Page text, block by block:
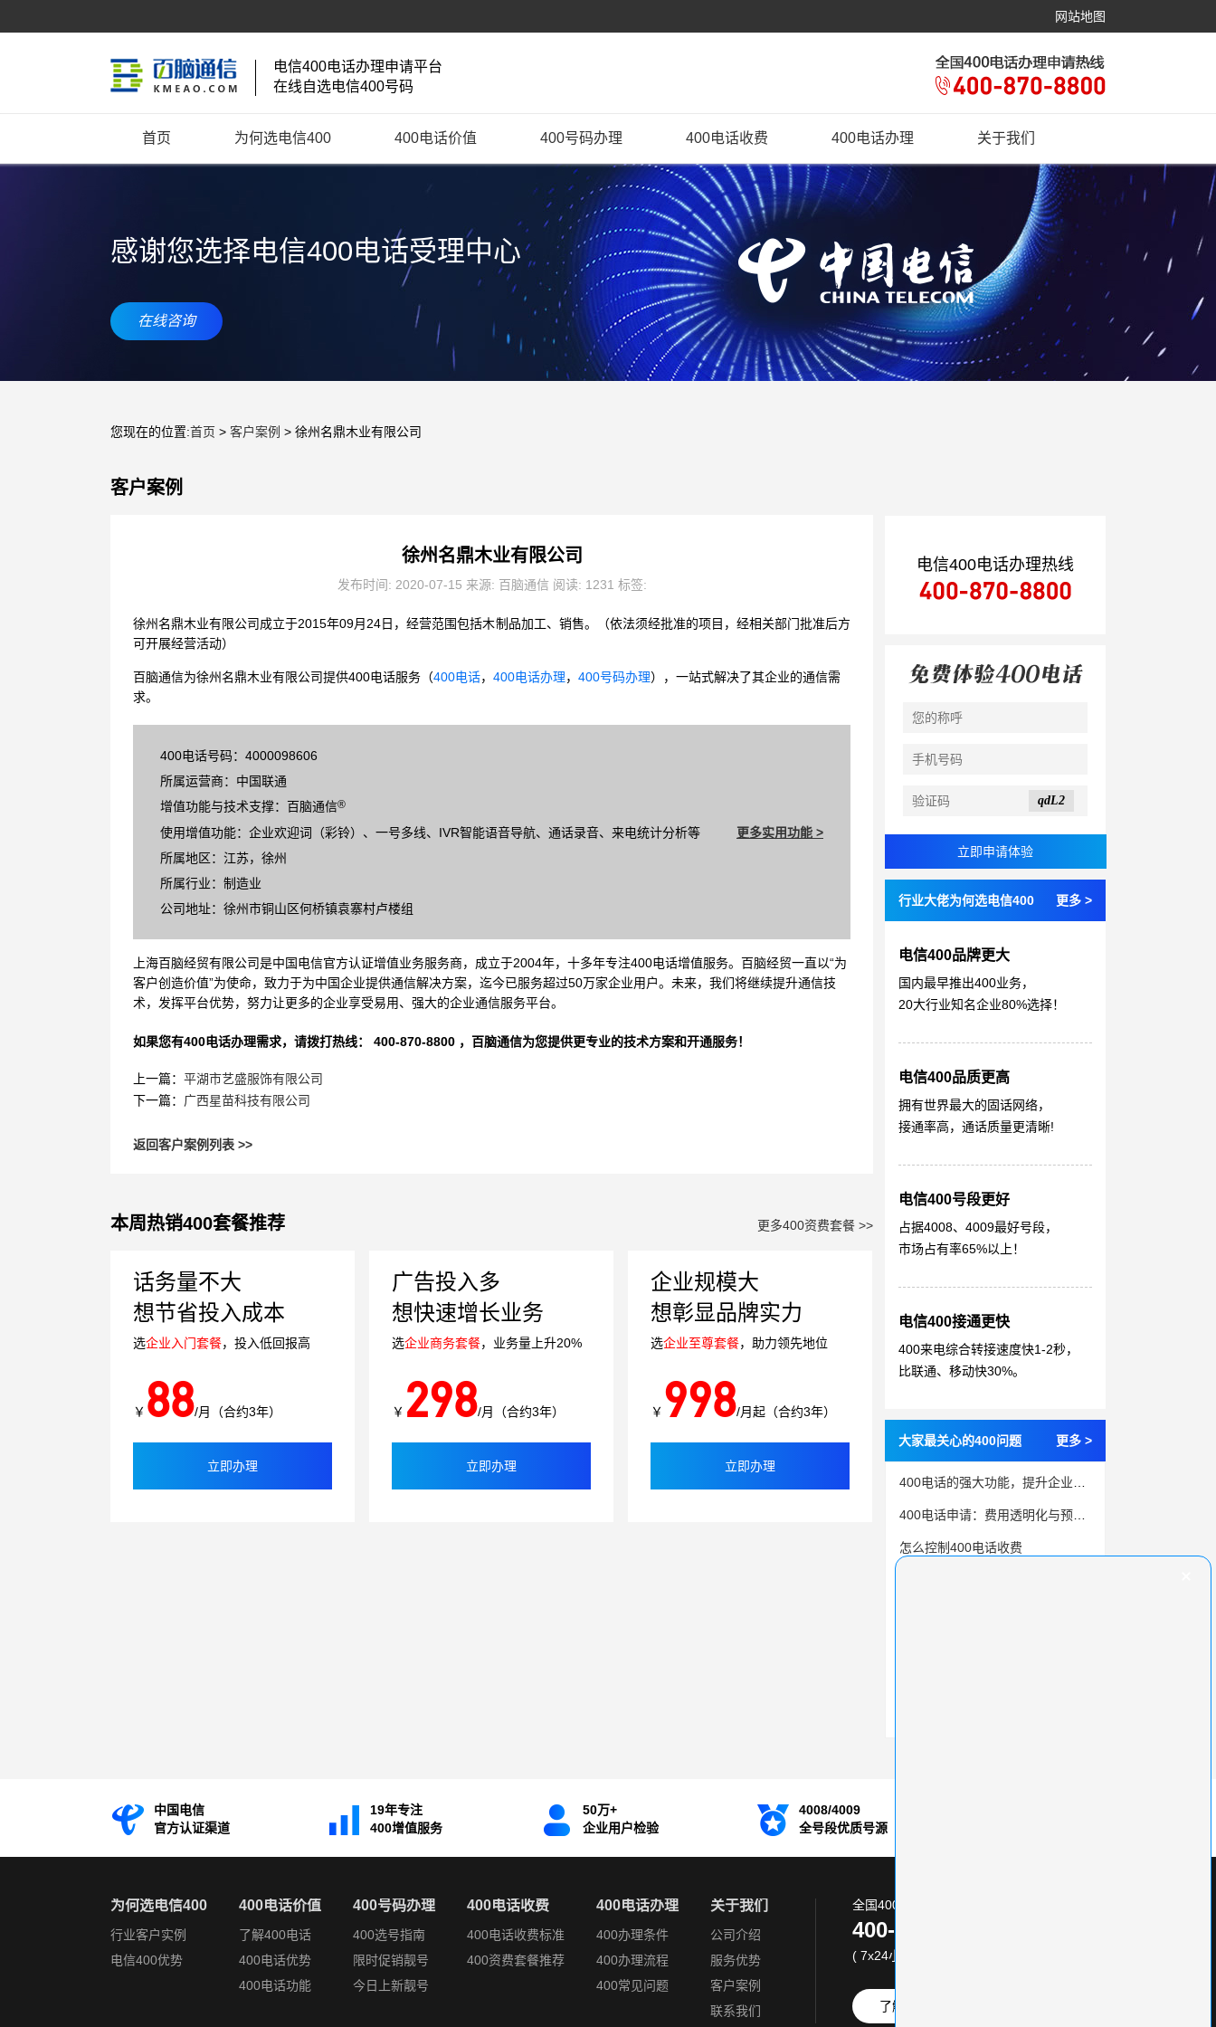
网站地图
电信400电话办理申请平台
在线自选电信400号码
首页 为何选电信400 400电话价值 400号码办理 400电话收费 400电话办理 关于我们
感谢您选择电信400电话受理中心
在线咨询
您现在的位置:首页 > 客户案例 > 徐州名鼎木业有限公司
客户案例
徐州名鼎木业有限公司
发布时间: 2020-07-15 来源: 百脑通信 阅读: 1231 标签:
徐州名鼎木业有限公司成立于2015年09月24日，经营范围包括木制品加工、销售。（依法须经批准的项目，经相关部门批准后方
可开展经营活动）
百脑通信为徐州名鼎木业有限公司提供400电话服务（400电话， 400电话办理， 400号码办理），一站式解决了其企业的通信需
求。
400电话号码：4000098606
所属运营商：中国联通
增值功能与技术支撑：百脑通信®
使用增值功能：企业欢迎词（彩铃）、一号多线、IVR智能语音导航、通话录音、来电统计分析等
更多实用功能 >
所属地区：江苏，徐州
所属行业：制造业
公司地址：徐州市铜山区何桥镇袁寨村卢楼组
上海百脑经贸有限公司是中国电信官方认证增值业务服务商，成立于2004年，十多年专注400电话增值服务。百脑经贸一直以“为
客户创造价值”为使命，致力于为中国企业提供通信解决方案，迄今已服务超过50万家企业用户。未来，我们将继续提升通信技
术，发挥平台优势，努力让更多的企业享受易用、强大的企业通信服务平台。
如果您有400电话办理需求，请拨打热线： 400-870-8800 ， 百脑通信为您提供更专业的技术方案和开通服务！
上一篇： 平湖市艺盛服饰有限公司
下一篇： 广西星苗科技有限公司
返回客户案例列表 >>
本周热销400套餐推荐 更多400资费套餐 >>
话务量不大
想节省投入成本
选企业入门套餐，投入低回报高
￥ 88/月（合约3年）
立即办理
广告投入多
想快速增长业务
选企业商务套餐，业务量上升20%
￥ 298/月（合约3年）
立即办理
企业规模大
想彰显品牌实力
选企业至尊套餐，助力领先地位
￥ 998/月起（合约3年）
立即办理
电信400电话办理热线
qdL2
行业大佬为何选电信400 更多 >
电信400品牌更大
国内最早推出400业务，
20大行业知名企业80%选择！
电信400品质更高
拥有世界最大的固话网络，
接通率高，通话质量更清晰!
电信400号段更好
占据4008、4009最好号段，
市场占有率65%以上！
电信400接通更快
400来电综合转接速度快1-2秒，
比联通、移动快30%。
大家最关心的400问题 更多 >
怎么控制400电话收费
中国电信
官方认证渠道
19年专注
400增值服务
50万+
企业用户检验
4008/4009
全号段优质号源
为何选电信400
行业客户实例
电信400优势
400电话价值
了解400电话
400电话优势
400电话功能
400号码办理
400选号指南
限时促销靓号
今日上新靓号
400电话收费
400电话收费标准
400资费套餐推荐
400电话办理
400办理条件
400办理流程
400常见问题
关于我们
公司介绍
服务优势
客户案例
联系我们
全国400电话服务热线:
400-870-8800
( 7x24小时 )
了解更多